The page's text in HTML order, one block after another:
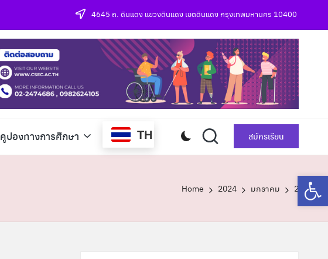
4645 ถ. ดินแดง แขวงดินแดง เขตดินแดง กรุงเทพมหานคร 10400
คูปองทางการศึกษา TH สมัครเรียน
Home 2024 มกราคม 2